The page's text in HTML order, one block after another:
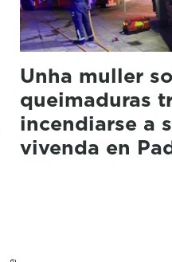
Unha muller
queimaduras
incendiarse a
vivenda en